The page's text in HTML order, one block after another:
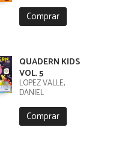
Comprar
QUADERN KIDS
VOL. 5
LÓPEZ VALLE,
DANIEL
Comprar